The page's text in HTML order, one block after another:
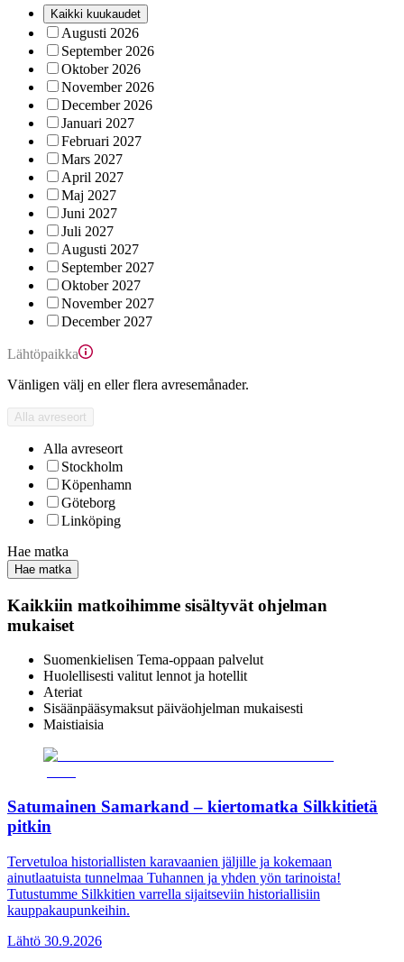
Kaikki kuukaudet
Augusti 2026
September 2026
Oktober 2026
November 2026
December 2026
Januari 2027
Februari 2027
Mars 2027
April 2027
Maj 2027
Juni 2027
Juli 2027
Augusti 2027
September 2027
Oktober 2027
November 2027
December 2027
Lähtöpaikka
Vänligen välj en eller flera avresemånader.
Alla avreseort
Alla avreseort
Stockholm
Köpenhamn
Göteborg
Linköping
Hae matka
Hae matka
Kaikkiin matkoihimme sisältyvät ohjelman
mukaiset
Suomenkielisen Tema-oppaan palvelut
Huolellisesti valitut lennot ja hotellit
Ateriat
Sisäänpääsymaksut päiväohjelman mukaisesti
Maistiaisia
Satumainen Samarkand – kiertomatka Silkkitietä
pitkin
Tervetuloa historiallisten karavaanien jäljille ja kokemaan
ainutlaatuista tunnelmaa Tuhannen ja yhden yön tarinoista!
Tutustumme Silkkitien varrella sijaitseviin historiallisiin
kauppakaupunkeihin.
Lähtö 30.9.2026